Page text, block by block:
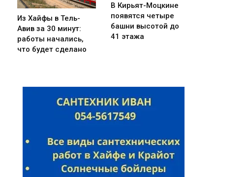
Из Хайфы в Тель-
Авив за 30 минут:
работы начались,
что будет сделано
В Кирьят-Моцкине
появятся четыре
башни высотой до
41 этажа